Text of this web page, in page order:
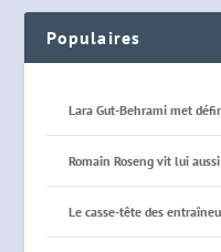
Populaires
Lara Gut-Behrami met
Romain Roseng vit lui
Le casse-tête des